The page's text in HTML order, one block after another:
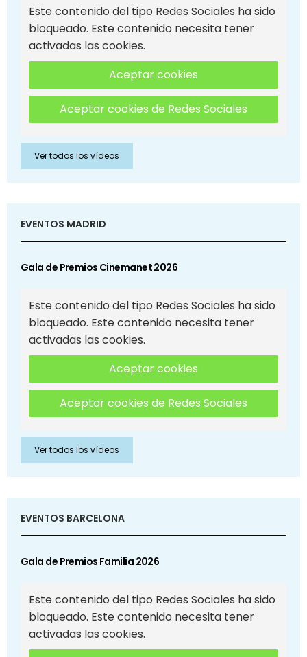
Este contenido del tipo Redes Sociales ha sido
bloqueado. Este contenido necesita tener
activadas las cookies.
Aceptar cookies
Aceptar cookies de Redes Sociales
Ver todos los vídeos
EVENTOS MADRID
Gala de Premios Cinemanet 2026
Este contenido del tipo Redes Sociales ha sido
bloqueado. Este contenido necesita tener
activadas las cookies.
Aceptar cookies
Aceptar cookies de Redes Sociales
Ver todos los vídeos
EVENTOS BARCELONA
Gala de Premios Familia 2026
Este contenido del tipo Redes Sociales ha sido
bloqueado. Este contenido necesita tener
activadas las cookies.